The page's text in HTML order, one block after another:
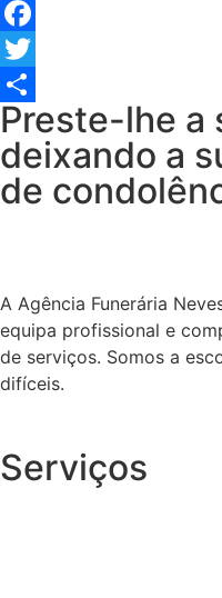
Facebook
Twitter
Share
Preste-lhe a
deixando a
de
A Agência Funerária
equipa profissional e
de serviços. Somos a
difíceis.
Serviços